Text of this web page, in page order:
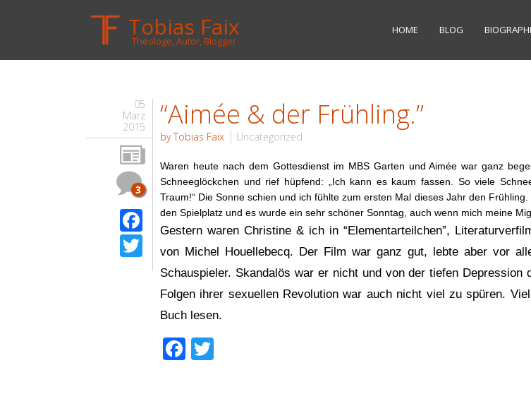
Tobias Faix
Theologe, Autor, Blogger
HOME BLOG
05
März
2015
3
Facebook
Twitter
“Aimée & der Frühling.”
by Tobias Faix Uncategorized
Waren heute nach dem Gottesdienst im MBS Garten und Aimée war ganz
Schneeglöckchen und rief hüpfend: „Ich kann es kaum fassen. So viele
Traum!“ Die Sonne schien und ich fühlte zum ersten Mal dieses Jahr den
den Spielplatz und es wurde ein sehr schöner Sonntag, auch wenn mich meine
Gestern waren Christine & ich in “Elementarteilchen”,
von Michel Houellebecq. Der Film war ganz gut, lebte aber vor
Schauspieler. Skandalös war er nicht und von der tiefen Depression
Folgen ihrer sexuellen Revolution war auch nicht viel zu spüren.
Buch lesen.
Facebook